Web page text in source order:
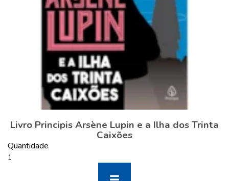
Livro Principis Arsène Lupin e a Ilha dos Trinta
Caixões
Quantidade